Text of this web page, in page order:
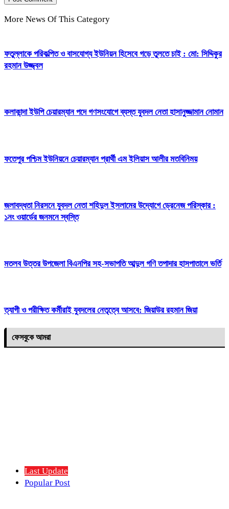
More News Of This Category
ফতুল্লাকে পরিকল্পিত ও বাসযোগ্য ইউনিয়ন হিসেবে গড়ে তুলতে চাই : মো: সিদ্দিকুর
রহমান উজ্জ্বল
কলাকান্দা ইউপি চেয়ারম্যান পদে গণসংযোগে ব্যস্ত যুবদল নেতা হাসানুজ্জামান নোমান
ফতেপুর পশ্চিম ইউনিয়নে চেয়ারম্যান প্রার্থী এম ইলিয়াস আলীর মতবিনিময়
জলাবদ্ধতা নিরসনে যুবদল নেতা শহিদুল ইসলামের উদ্যোগে ড্রেনেজ পরিস্কার :
১নং ওয়ার্ডের জনমনে স্বস্তি
মতলব উত্তর উপজেলা বিএনপির সহ-সভাপতি আব্দুল গণি তপাদার হাসপাতালে ভর্তি
ত্যাগী ও পরীক্ষিত কর্মীরাই যুবদলের নেতৃত্বে আসবে: জিয়াউর রহমান জিয়া
ফেসবুকে আমরা
Last Update
Popular Post